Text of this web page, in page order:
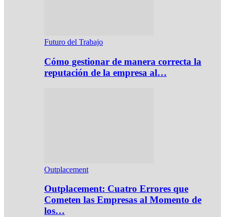
Futuro del Trabajo
Cómo gestionar de manera correcta la
reputación de la empresa al…
Outplacement
Outplacement: Cuatro Errores que
Cometen las Empresas al Momento de
los…